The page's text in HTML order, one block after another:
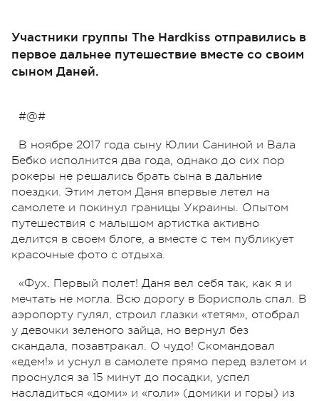
Участники группы The Hardkiss отправились в
первое дальнее путешествие вместе со своим
сыном Даней.
#@#
В ноябре 2017 года сыну Юлии Саниной и Вала
Бебко исполнится два года, однако до сих пор
рокеры не решались брать сына в дальние
поездки. Этим летом Даня впервые летел на
самолете и покинул границы Украины. Опытом
путешествия с малышом артистка активно
делится в своем блоге, а вместе с тем публикует
красочные фото с отдыха.
«Фух. Первый полет! Даня вел себя так, как я и
мечтать не могла. Всю дорогу в Борисполь спал. В
аэропорту гулял, строил глазки «тетям», отобрал
у девочки зеленого зайца, но вернул без
скандала, позавтракал. О чудо! Скомандовал
«едем!» и уснул в самолете прямо перед взлетом и
проснулся за 15 минут до посадки, успел
насладиться «доми» и «голи» (домики и горы) из